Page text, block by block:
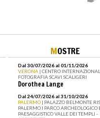
MOSTRE
Dal 30/07/2026 al 01/11/2026
VERONA | CENTRO
FOTOGRAFIA SCAVI SCALIGERI
Dorothea Lange
Dal 24/07/2026 al 31/10/2026
PALERMO | PALAZZO BELMONTE
PALERMO I PARCO ARCHEOLOGICO
PAESAGGISTICO VALLE DEI TEMPLI -